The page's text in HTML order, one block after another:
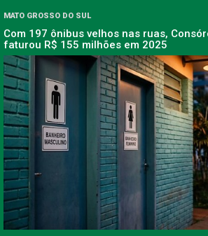
MATO GROSSO DO SUL
Com 197 ônibus velhos nas ruas,
faturou R$ 155 milhões em 2025